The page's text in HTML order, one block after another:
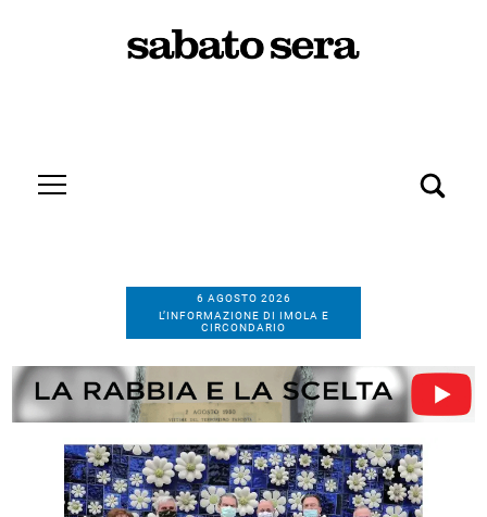
6 AGOSTO 2026
L’INFORMAZIONE DI IMOLA E
CIRCONDARIO